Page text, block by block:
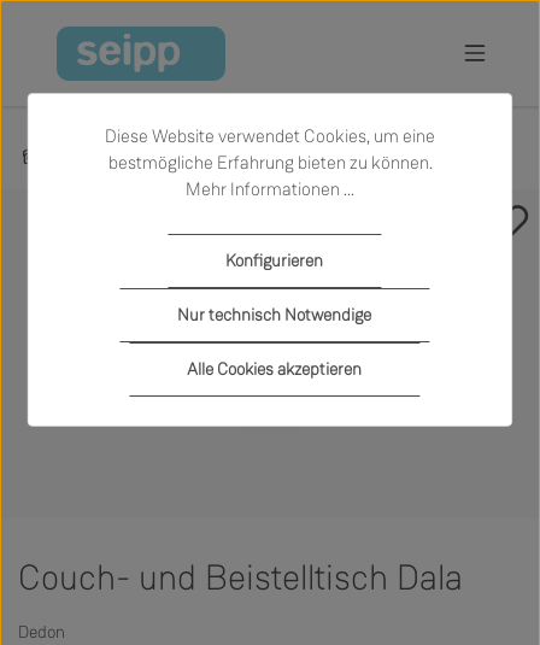
Zum Hauptinhalt springen
Produkte Garten Outdoor-Beistelltische
Couch- und Beistelltisch Dala
Dedon
Diese Website verwendet Cookies, um eine
bestmögliche Erfahrung bieten zu können.
Mehr Informationen ...
Nur technisch Notwendige
Konfigurieren
Alle Cookies akzeptieren